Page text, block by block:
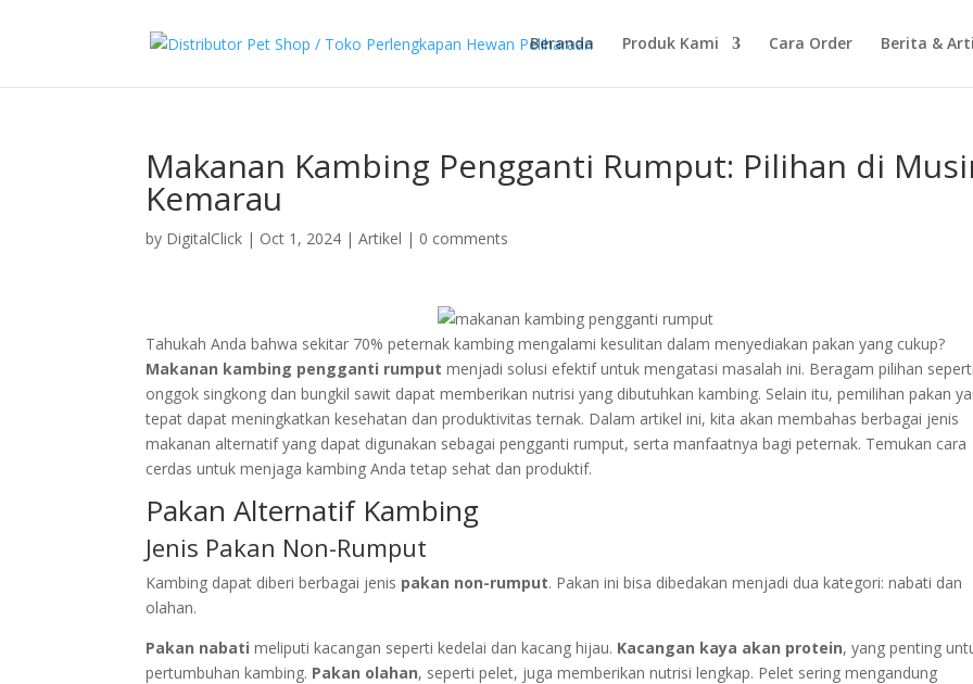
Beranda Produk Kami Cara Order Berita &
Makanan Kambing Pengganti Rumput: Pilihan di
Kemarau
by DigitalClick | Oct 1, 2024 |Artikel | 0 comments
Tahukah Anda bahwa sekitar 70% peternak kambing mengalami kesulitan dalam menyediakan pakan yang cukup?
Makanan kambing pengganti rumput menjadi solusi efektif untuk mengatasi masalah ini. Beragam pilihan seperti
onggok singkong dan bungkil sawit dapat memberikan nutrisi yang dibutuhkan kambing. Selain itu, pemilihan pakan
tepat dapat meningkatkan kesehatan dan produktivitas ternak. Dalam artikel ini, kita akan membahas berbagai jenis
makanan alternatif yang dapat digunakan sebagai pengganti rumput, serta manfaatnya bagi peternak. Temukan cara
cerdas untuk menjaga kambing Anda tetap sehat dan produktif.
Pakan Alternatif Kambing
Jenis Pakan Non-Rumput
Kambing dapat diberi berbagai jenis pakan non-rumput. Pakan ini bisa dibedakan menjadi dua kategori: nabati dan
olahan.
Pakan nabati meliputi kacangan seperti kedelai dan kacang hijau. Kacangan kaya akan protein, yang penting
pertumbuhan kambing. Pakan olahan, seperti pelet, juga memberikan nutrisi lengkap. Pelet sering mengandung